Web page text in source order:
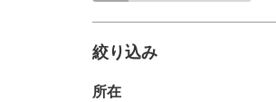
絞り込み
所在